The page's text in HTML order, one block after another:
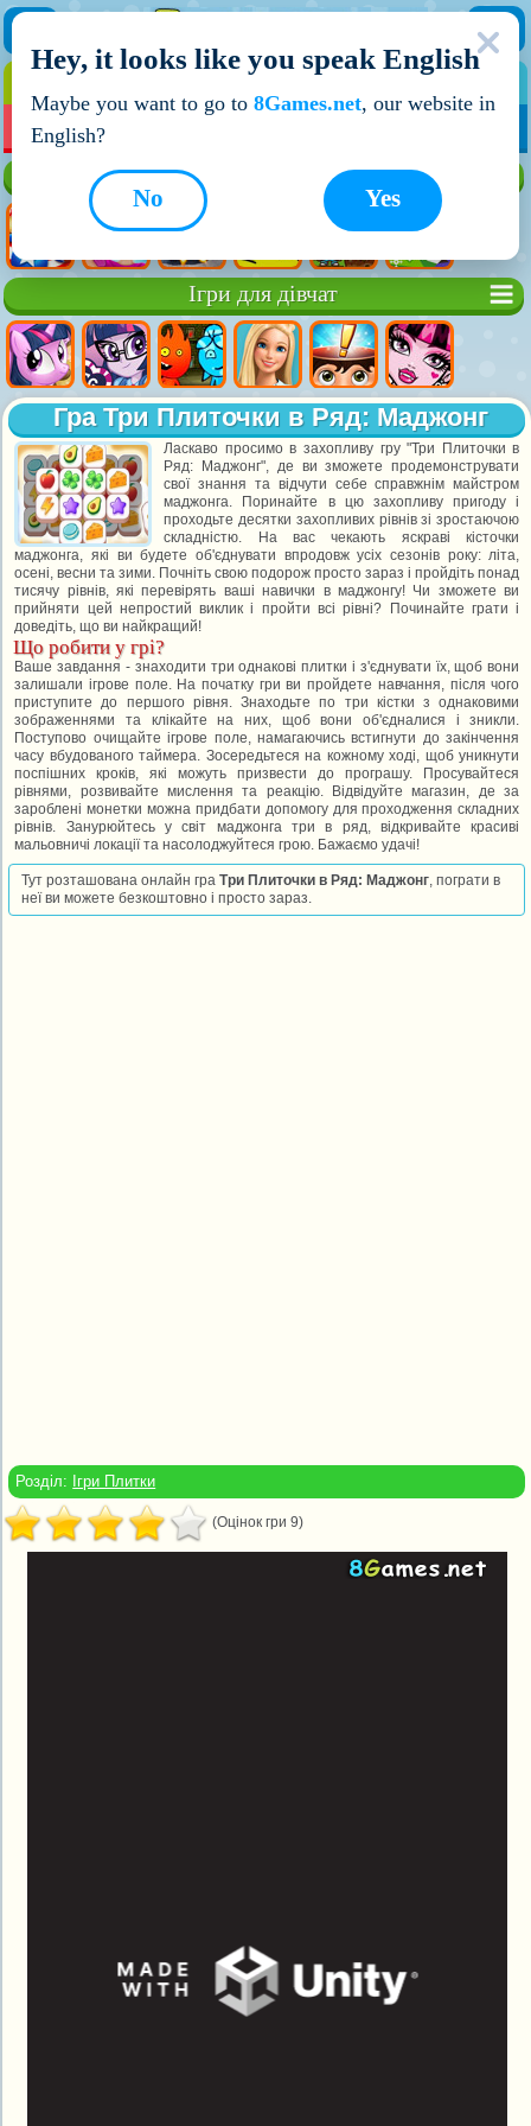
НОВІ ІГРИ
Ігри для дівчат
Гра Три Плиточки в Ряд: Маджонг
Ласкаво просимо в захопливу гру "Три Плиточки в
Ряд: Маджонг", де ви зможете продемонструвати
свої знання та відчути себе справжнім майстром
маджонга. Поринайте в цю захопливу пригоду і
проходьте десятки захопливих рівнів зі зростаючою
складністю. На вас чекають яскраві кісточки
маджонга, які ви будете об'єднувати впродовж усіх сезонів року: літа,
осені, весни та зими. Почніть свою подорож просто зараз і пройдіть понад
тисячу рівнів, які перевірять ваші навички в маджонгу! Чи зможете ви
прийняти цей непростий виклик і пройти всі рівні? Починайте грати і
доведіть, що ви найкращий!
Що робити у грі?
Ваше завдання - знаходити три однакові плитки і з'єднувати їх, щоб вони
залишали ігрове поле. На початку гри ви пройдете навчання, після чого
приступите до першого рівня. Знаходьте по три кістки з однаковими
зображеннями та клікайте на них, щоб вони об'єдналися і зникли.
Поступово очищайте ігрове поле, намагаючись встигнути до закінчення
часу вбудованого таймера. Зосередьтеся на кожному ході, щоб уникнути
поспішних кроків, які можуть призвести до програшу. Просувайтеся
рівнями, розвивайте мислення та реакцію. Відвідуйте магазин, де за
зароблені монетки можна придбати допомогу для проходження складних
рівнів. Занурюйтесь у світ маджонга три в ряд, відкривайте красиві
мальовничі локації та насолоджуйтеся грою. Бажаємо удачі!
Тут розташована онлайн граТри Плиточки в Ряд: Маджонг, пограти в
неї ви можете безкоштовно і просто зараз.
Розділ: Ігри Плитки
(Оцінок гри 9)
Hey, it looks like you speak English
Maybe you want to go to 8Games.net, our website in
English?
Yes
No